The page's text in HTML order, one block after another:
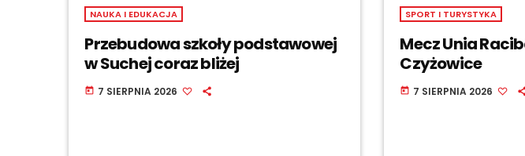
NAUKA I EDUKACJA
Przebudowa szkoły podstawowej
w Suchej coraz bliżej
today 7 SIERPNIA 2026
SPORT I TURYSTYKA
Mecz Unia
Czyżowice
today 7 SIERPNIA 2026